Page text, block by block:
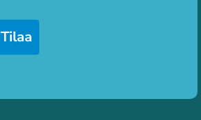
Tilaa